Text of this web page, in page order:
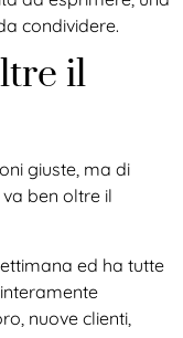
condividere.
il
giuste, ma di
ben oltre il
ed ha tutte
nuove clienti,